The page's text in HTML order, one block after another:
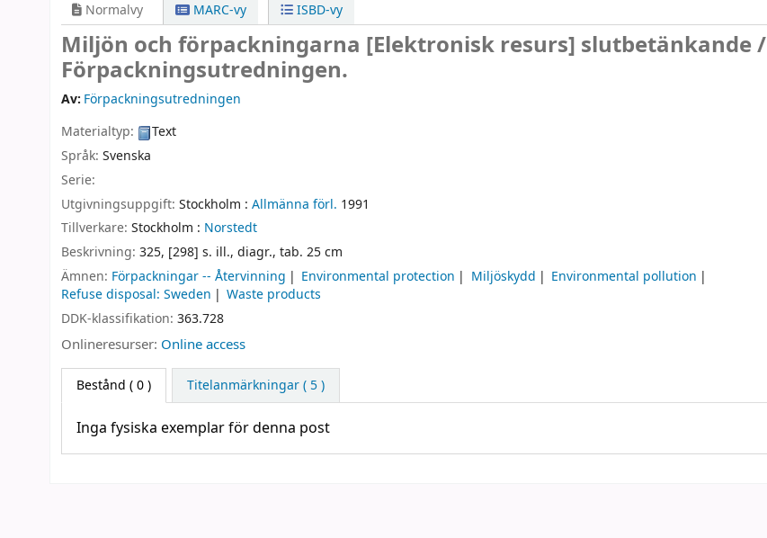
Normalvy MARC-vy ISBD-vy
Miljön och förpackningarna [Elektronisk resurs] slutbetänkande /
Förpackningsutredningen.
Av: Förpackningsutredningen
Materialtyp:
Text
Språk: Svenska
Serie:
Utgivningsuppgift: Stockholm : Allmänna förl. 1991
Tillverkare: Stockholm : Norstedt
Beskrivning: 325, [298] s. ill., diagr., tab. 25 cm
Ämnen: Förpackningar -- Återvinning Environmental protection Miljöskydd
Environmental pollution
Refuse disposal: Sweden
Waste products
DDK-klassifikation: 363.728
Onlineresurser: Online access
Bestånd ( 0 ) Titelanmärkningar ( 5 )
Inga fysiska exemplar för denna post